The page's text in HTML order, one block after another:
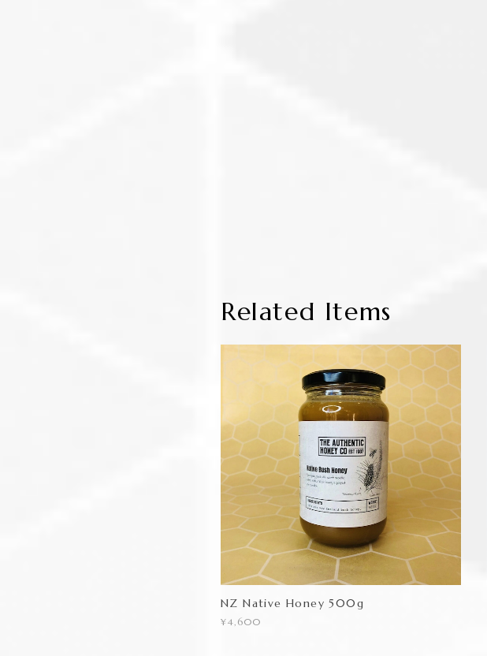
Related Items
NZ Native Honey 500g
¥4,600